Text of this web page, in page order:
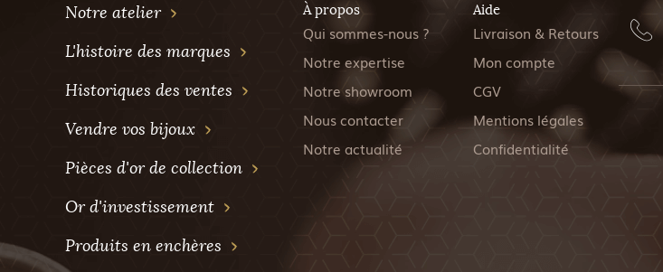
Notre atelier
L'histoire des marques
Historiques des ventes
Vendre vos bijoux
Pièces d'or de collection
Or d'investissement
Produits en enchères
À propos
Qui sommes-nous ?
Notre expertise
Notre showroom
Nous contacter
Notre actualité
Aide
Livraison & Retours
Mon compte
CGV
Mentions légales
Confidentialité